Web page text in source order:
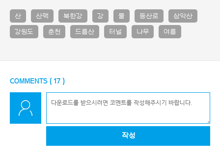
산 산맥 북한강 강 물 등산로 삼악산
강원도 춘천 드름산 터널 나무 여름
COMMENTS ( 17 )
작성